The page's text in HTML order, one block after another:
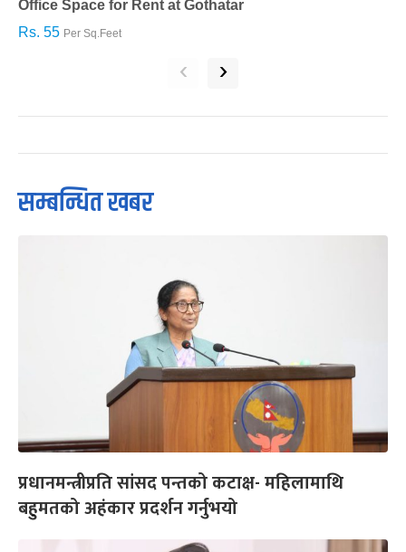
Office Space for Rent at Gothatar
Rs. 55 Per Sq.Feet
‹ ›
सम्बन्धित खबर
प्रधानमन्त्रीप्रति सांसद पन्तको कटाक्ष- महिलामाथि
बहुमतको अहंकार प्रदर्शन गर्नुभयो